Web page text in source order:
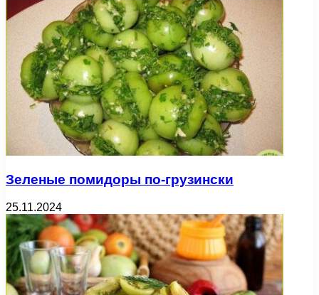
Зеленые помидоры по-грузински
25.11.2024